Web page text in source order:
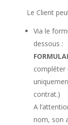
Le Client
Via le
dessous :
compléter
contrat.)
A
nom, son